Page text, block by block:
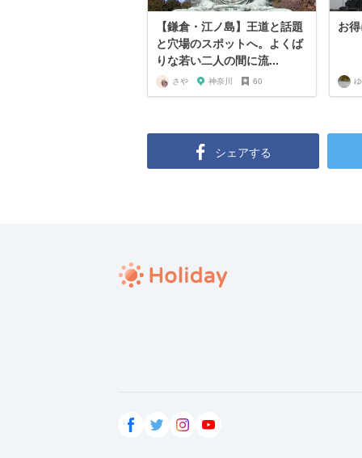
【鎌倉・江ノ島】王道と話題
と穴場のスポットへ。よくば
りな若い二人の間に流...
さや 神奈川 60
お
シェアする